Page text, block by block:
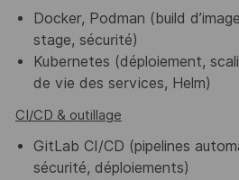
Docker, Podman (build
stage, sécurité)
Kubernetes (déploiement,
de vie des services, Helm)
CI/CD & outillage
GitLab CI/CD (pipelines
sécurité, déploiements)